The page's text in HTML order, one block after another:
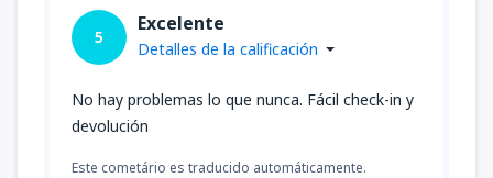
5
Excelente
Detalles de la calificación
No hay problemas lo que nunca. Fácil check-in y
devolución
Este cometário es traducido automáticamente.